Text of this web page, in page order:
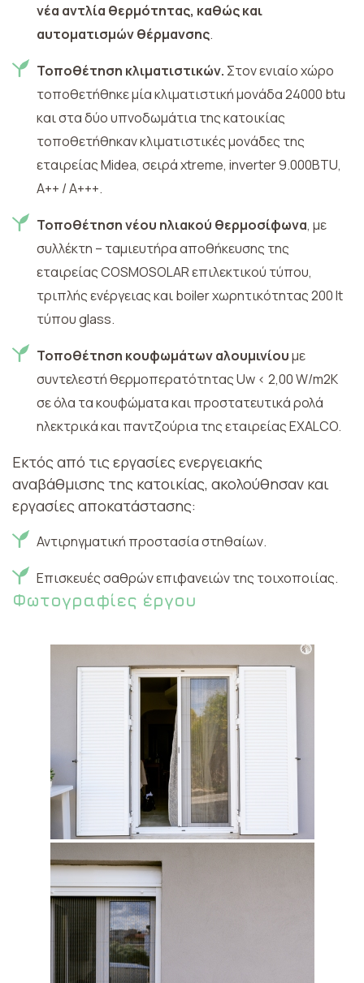
νέα αντλία θερμότητας, καθώς και
αυτοματισμών θέρμανσης.
Toποθέτηση κλιματιστικών. Στον ενιαίο χώρο
τοποθετήθηκε μία κλιματιστική μονάδα 24000 btu
και στα δύο υπνοδωμάτια της κατοικίας
τοποθετήθηκαν κλιματιστικές μονάδες της
εταιρείας Midea, σειρά xtreme, inverter 9.000BTU,
Α++ / Α+++.
Τοποθέτηση νέου ηλιακού θερμοσίφωνα, με
συλλέκτη – ταμιευτήρα αποθήκευσης της
εταιρείας COSMOSOLAR επιλεκτικού τύπου,
τριπλής ενέργειας και boiler χωρητικότητας 200 lt
τύπου glass.
Τοποθέτηση κουφωμάτων αλουμινίουμε
συντελεστή θερμοπερατότητας Uw < 2,00 W/m2K
σε όλα τα κουφώματα και προστατευτικά ρολά
ηλεκτρικά και παντζούρια της εταιρείας EXALCO.
Εκτός από τις εργασίες ενεργειακής
αναβάθμισης της κατοικίας, ακολούθησαν και
εργασίες αποκατάστασης:
Αντιρηγματική προστασία στηθαίων.
Επισκευές σαθρών επιφανειών της τοιχοποιίας.
Φωτογραφίες έργου